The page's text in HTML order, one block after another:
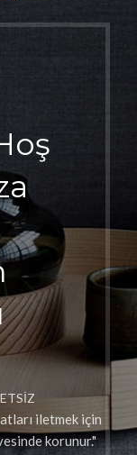
iletmek için
korunur."